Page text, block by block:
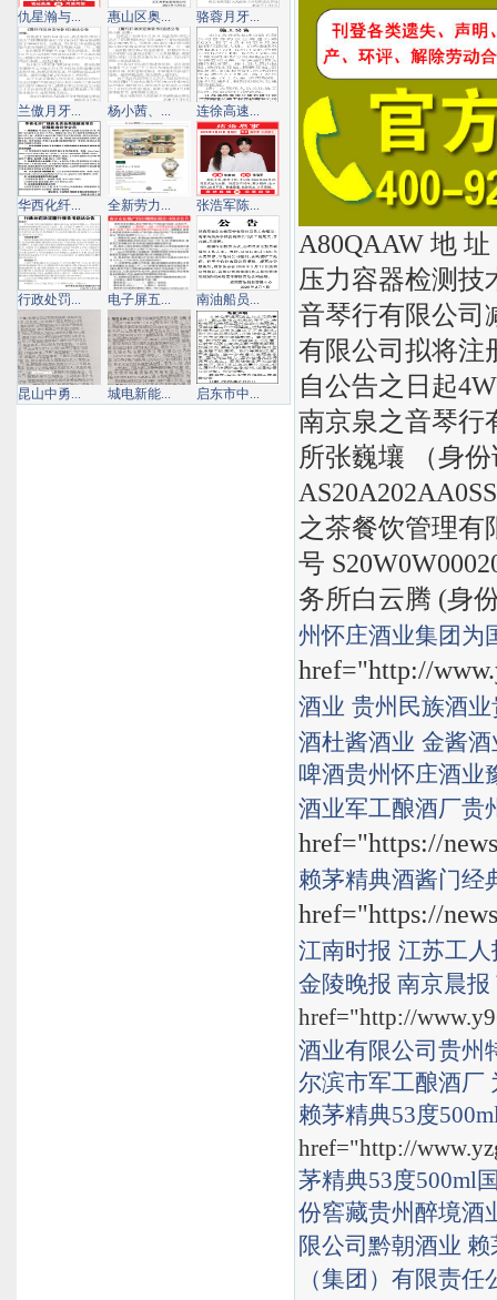
A80QAAW 地
压力容器检测技
音琴行有限公司
有限公司拟将注
自公告之日起
南京泉之音琴行
所张巍壤 （身份
之茶餐饮管理有
号
务所白云腾 (身
州怀庄酒业集团为
href="http://
酒业 贵州民族酒业
酒杜酱酒业 金酱酒
啤酒贵州怀庄酒业
酒业军工酿酒厂贵
href="https://
赖茅精典酒酱门经
href="https://
江南时报 江苏工人
金陵晚报 南京晨报
href="http://
酒业有限公司 贵州
尔滨市军工酿酒厂
赖茅精典53度
href="http://
茅精典53度500ml
份窖藏贵州醉境酒
限公司 黔朝酒业 赖
（集团）有限责任
仇星瀚与... 惠山区奥... 骆蓉月牙...
兰傲月牙... 杨小茜、... 连徐高速...
华西化纤... 全新劳力... 张浩军陈...
行政处罚... 电子屏五... 南油船员...
昆山中勇... 城电新能... 启东市中...